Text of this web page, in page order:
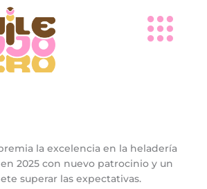
la excelencia en la heladería
2025 con nuevo patrocinio y un
superar las expectativas.